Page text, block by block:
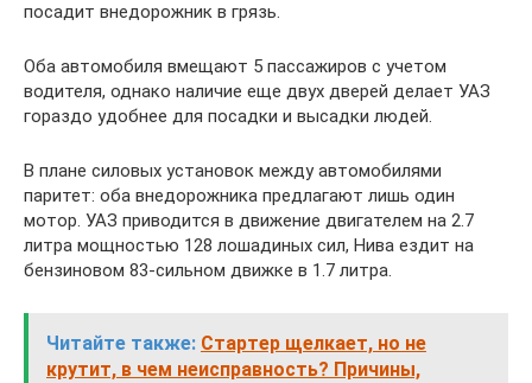
посадит внедорожник в грязь.
Оба автомобиля вмещают 5 пассажиров с учетом
водителя, однако наличие еще двух дверей делает УАЗ
гораздо удобнее для посадки и высадки людей.
В плане силовых установок между автомобилями
паритет: оба внедорожника предлагают лишь один
мотор. УАЗ приводится в движение двигателем на 2.7
литра мощностью 128 лошадиных сил, Нива ездит на
бензиновом 83-сильном движке в 1.7 литра.
Читайте также: Стартер щелкает, но не
крутит, в чем неисправность? Причины,